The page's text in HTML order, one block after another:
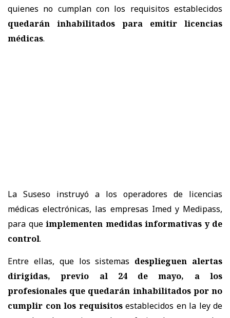
quienes no cumplan con los requisitos establecidos
quedarán inhabilitados para emitir licencias
médicas.
La Suseso instruyó a los operadores de licencias
médicas electrónicas, las empresas Imed y Medipass,
para queimplementen medidas informativas y de
control.
Entre ellas, que los sistemas desplieguen alertas
dirigidas, previo al 24 de mayo, a los
profesionales que quedarán inhabilitados por no
cumplir con los requisitosestablecidos en la ley de